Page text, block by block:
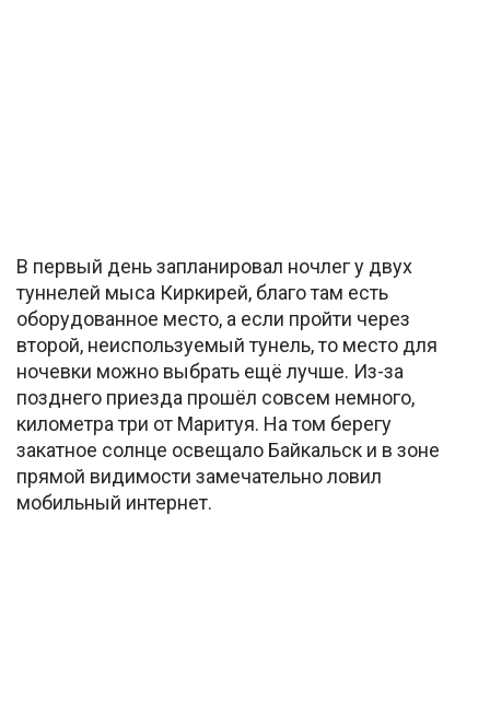
В первый день запланировал ночлег у двух
туннелей мыса Киркирей, благо там есть
оборудованное место, а если пройти через
второй, неиспользуемый тунель, то место для
ночевки можно выбрать ещё лучше. Из-за
позднего приезда прошёл совсем немного,
километра три от Маритуя. На том берегу
закатное солнце освещало Байкальск и в зоне
прямой видимости замечательно ловил
мобильный интернет.